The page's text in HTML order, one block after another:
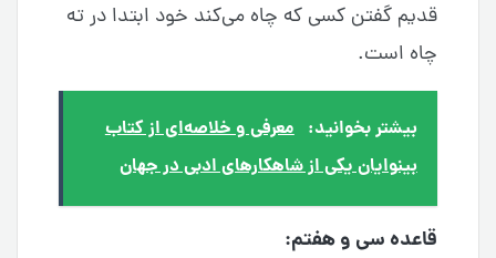
قدیم گفتن کسی که چاه می‌کند خود ابتدا در ته
چاه است.
بیشتر بخوانید: معرفی و خلاصه‌ای از کتاب
بینوایان یکی از شاهکارهای ادبی در جهان
قاعده سی و هفتم: